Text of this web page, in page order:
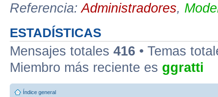
Referencia:Administradores,
ESTADÍSTICAS
Mensajes totales 416 • Temas
Miembro más reciente es ggratti
Índice general